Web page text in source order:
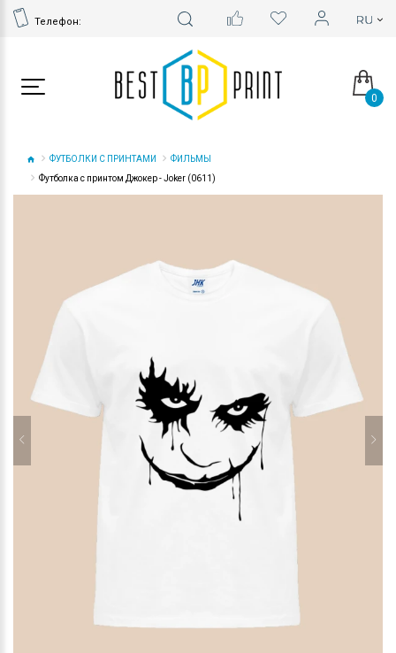
Телефон:
0
ФУТБОЛКИ С ПРИНТАМИ
ФИЛЬМЫ
Футболка с принтом Джокер - Joker (0611)